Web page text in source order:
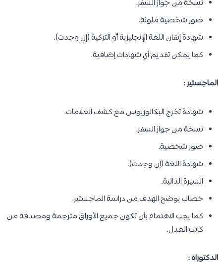
نسخة من جواز السفر.
صور شخصية ملونة.
شهادة إتقان اللغة الإنجليزية أو التركية (إن وجدت).
كما يمكن تقديم أي شهادات إضافية.
الماجستير :
شهادة تخرج البكالوريوس مع كشف العلامات.
نسخة من جواز السفر.
صور شخصية.
شهادة اللغة (إن وجدت).
السيرة الذاتية.
خطاب يوضح الهدف من دراسة الماجستير.
كما يجب الاهتمام بأن تكون جميع الأوراق مترجمة ومصدقة من
كاتب العدل.
الدكتوراه :